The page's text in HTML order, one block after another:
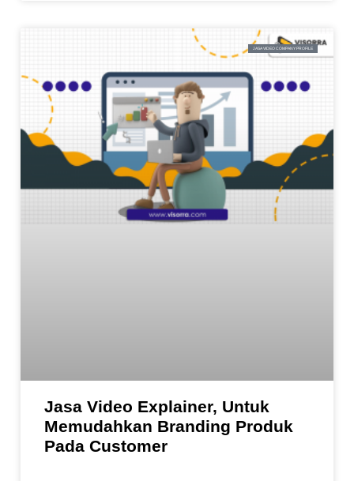
JASA VIDEO COMPANY PROFILE
Jasa Video Explainer, Untuk
Memudahkan Branding Produk
Pada Customer